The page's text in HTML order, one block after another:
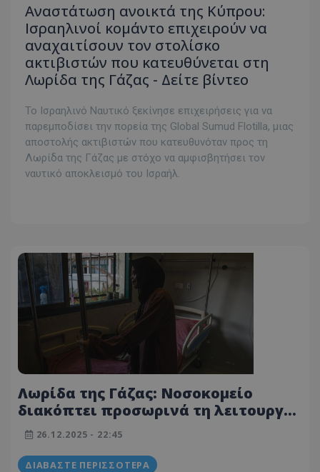
Αναστάτωση ανοικτά της Κύπρου:
Ισραηλινοί κομάντο επιχειρούν να
αναχαιτίσουν τον στολίσκο
ακτιβιστών που κατευθύνεται στη
Λωρίδα της Γάζας - Δείτε βίντεο
Το Ισραηλινό Ναυτικό ξεκίνησε επιχειρήσεις για να
παρεμποδίσει την πορεία της Global Sumud Flotilla, μιας
αποστολής ακτιβιστών που κατευθυνόταν προς τη
Λωρίδα της Γάζας με στόχο να αμφισβητήσει τον
ναυτικό αποκλεισμό του Ισραήλ.
Λωρίδα της Γάζας: Νοσοκομείο
διακόπτει προσωρινά τη λειτουργία
του λόγω έλλειψης καυσίμων
26.12.2025 - 22:45
ΔΙΑΒΆΣΤΕ ΠΕΡΙΣΣΌΤΕΡΑ